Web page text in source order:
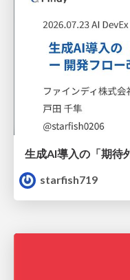
starfish719